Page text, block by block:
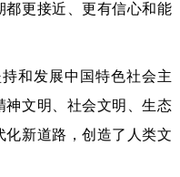
更接近、更有信心和能
和发展中国特色社会主
神文明、社会文明、生态
新道路，创造了人类文